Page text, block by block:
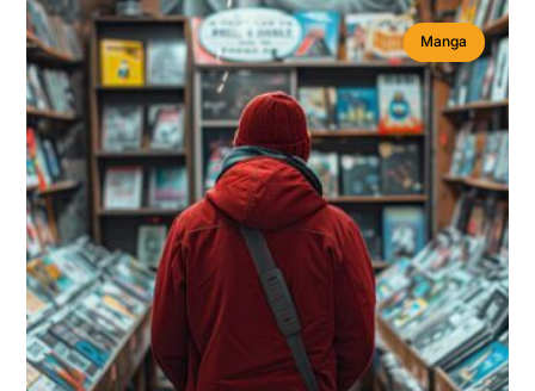
Manga